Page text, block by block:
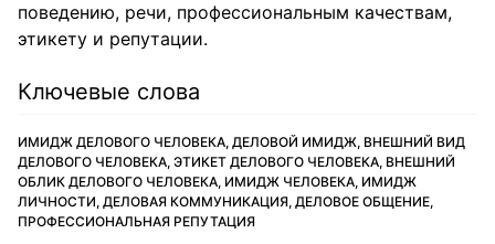
поведению, речи, профессиональным качествам,
этикету и репутации.
Ключевые слова
ИМИДЖ ДЕЛОВОГО ЧЕЛОВЕКА, ДЕЛОВОЙ ИМИДЖ, ВНЕШНИЙ ВИД
ДЕЛОВОГО ЧЕЛОВЕКА, ЭТИКЕТ ДЕЛОВОГО ЧЕЛОВЕКА, ВНЕШНИЙ
ОБЛИК ДЕЛОВОГО ЧЕЛОВЕКА, ИМИДЖ ЧЕЛОВЕКА, ИМИДЖ
ЛИЧНОСТИ, ДЕЛОВАЯ КОММУНИКАЦИЯ, ДЕЛОВОЕ ОБЩЕНИЕ,
ПРОФЕССИОНАЛЬНАЯ РЕПУТАЦИЯ